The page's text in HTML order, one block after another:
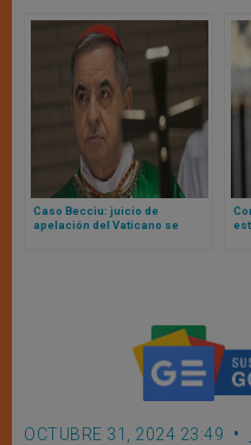
Caso Becciu: juicio de
apelación del Vaticano se
OCTUBRE 31, 2024 23:49